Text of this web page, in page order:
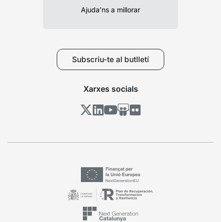
Ajuda’ns a millorar
Subscriu-te al butlletí
Xarxes socials